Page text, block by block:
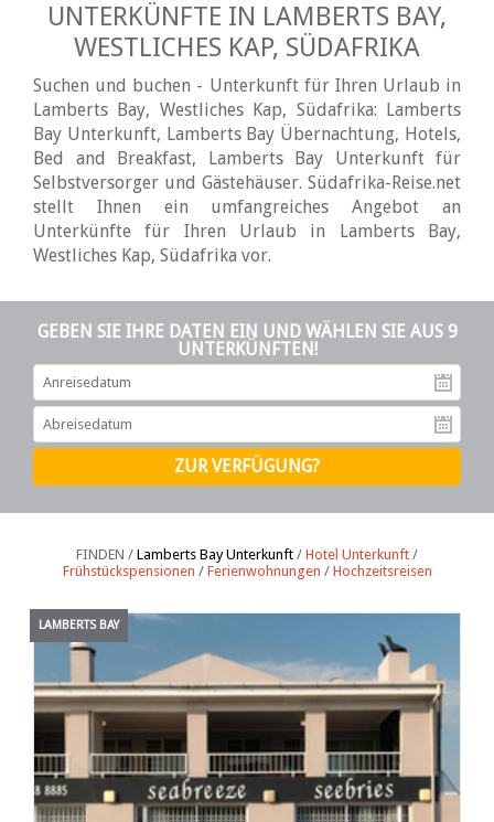
UNTERKÜNFTE IN LAMBERTS BAY,
WESTLICHES KAP, SÜDAFRIKA
Suchen und buchen - Unterkunft für Ihren Urlaub in
Lamberts Bay, Westliches Kap, Südafrika: Lamberts
Bay Unterkunft, Lamberts Bay Übernachtung, Hotels,
Bed and Breakfast, Lamberts Bay Unterkunft für
Selbstversorger und Gästehäuser. Südafrika-Reise.net
stellt Ihnen ein umfangreiches Angebot an
Unterkünfte für Ihren Urlaub in Lamberts Bay,
Westliches Kap, Südafrika vor.
GEBEN SIE IHRE DATEN EIN UND WÄHLEN SIE AUS 9
UNTERKÜNFTEN!
FINDEN / Lamberts Bay Unterkunft / Hotel Unterkunft /
Frühstückspensionen / Ferienwohnungen / Hochzeitsreisen
LAMBERTS BAY